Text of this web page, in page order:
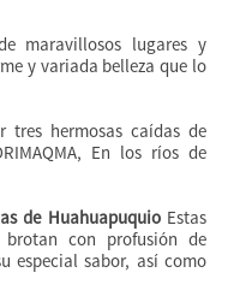
maravillosos lugares y
y variada belleza que lo
tres hermosas caídas de
En los ríos de
de HuahuapuquioEstas
con profusión de
especial sabor, así como